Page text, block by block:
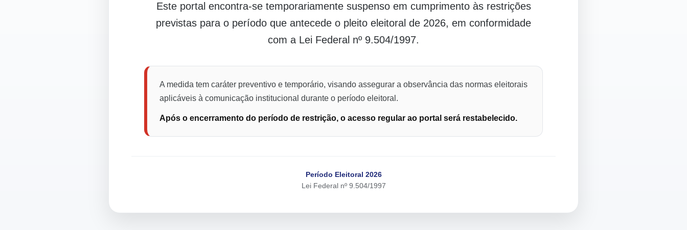
Este portal encontra-se temporariamente suspenso em cumprimento às restrições
previstas para o período que antecede o pleito eleitoral de 2026, em conformidade
com a Lei Federal nº 9.504/1997.
A medida tem caráter preventivo e temporário, visando assegurar a observância das normas eleitorais
aplicáveis à comunicação institucional durante o período eleitoral.
Após o encerramento do período de restrição, o acesso regular ao portal será restabelecido.
Período Eleitoral 2026
Lei Federal nº 9.504/1997